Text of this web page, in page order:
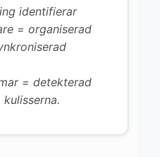
identifierar
= organiserad
= detekterad